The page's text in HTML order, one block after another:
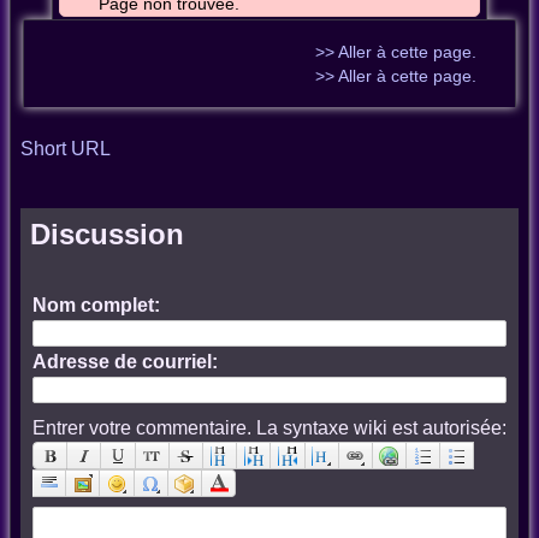
>> Aller à cette page.
>> Aller à cette page.
Short URL
Discussion
Nom complet:
Adresse de courriel:
Entrer votre commentaire. La syntaxe wiki est autorisée: